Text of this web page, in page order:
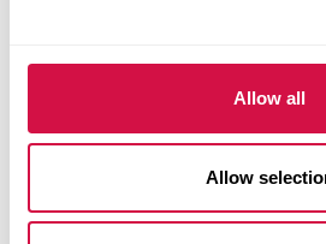
Allow all
Allow